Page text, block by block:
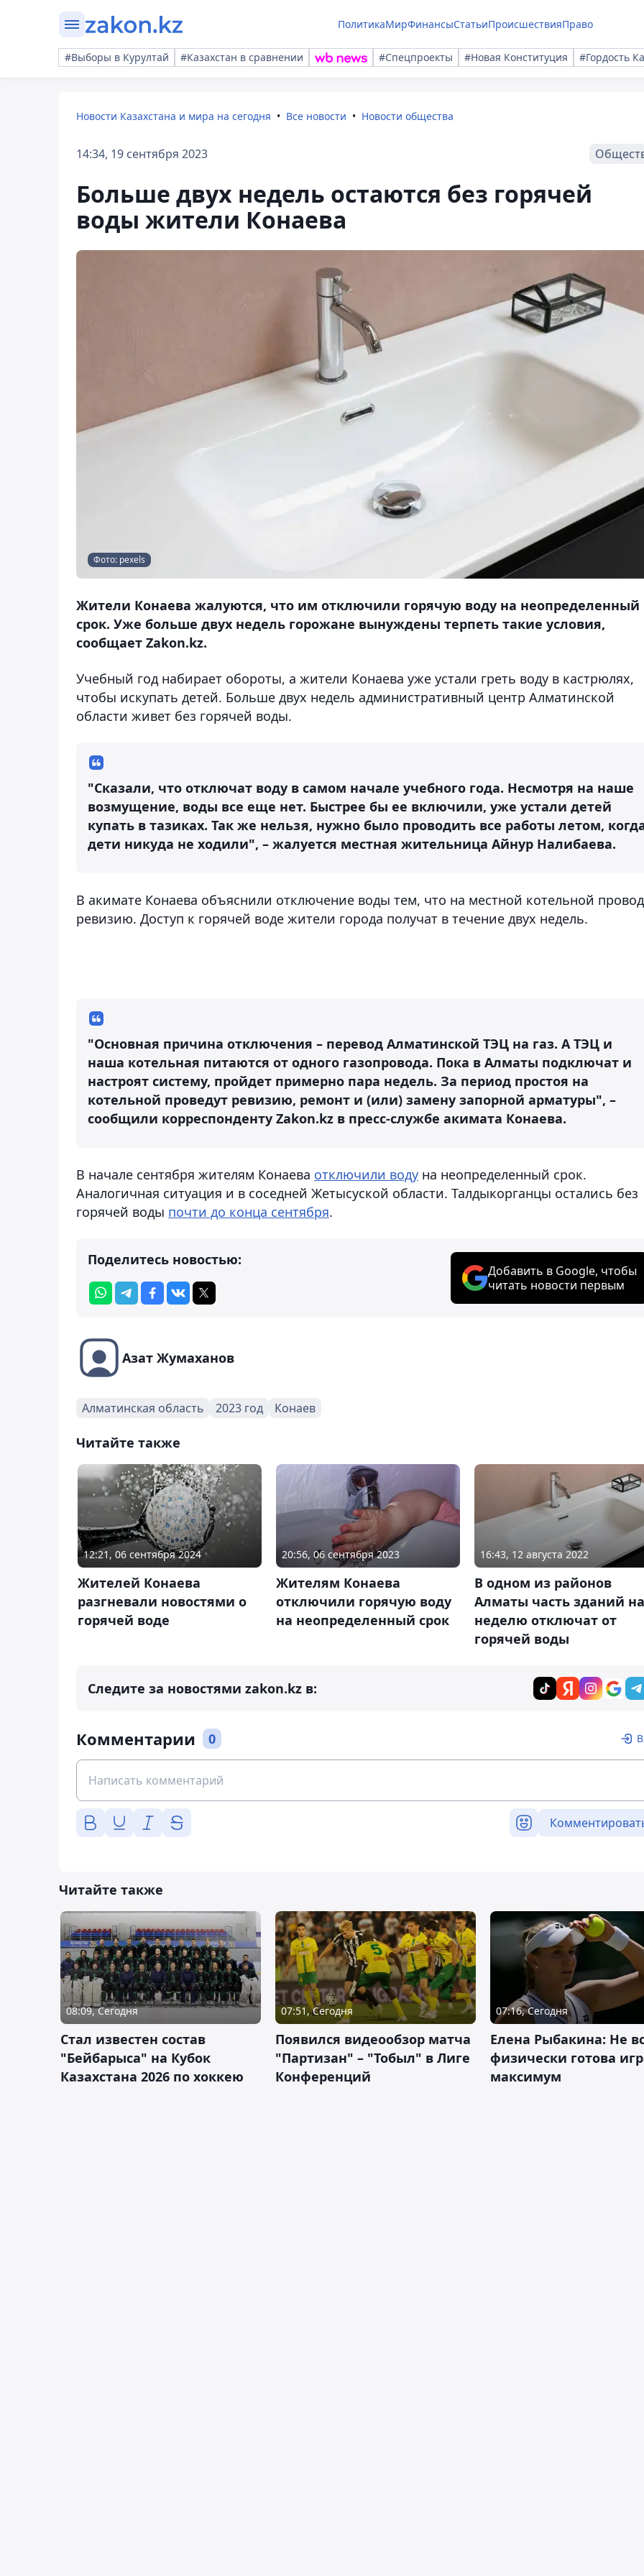
ПолитикаМирФинансыСтатьиПроисшествияПраво
#Выборы в Курултай #Казахстан в сравнении #Спецпроекты #Новая Конституция #Гордость
Новости Казахстана и мира на сегодня Все новости Новости общества
14:34, 19 сентября 2023
Больше двух недель остаются без горячей
воды жители Конаева
Фото: pexels
Жители Конаева жалуются, что им отключили горячую воду на неопределенный
срок. Уже больше двух недель горожане вынуждены терпеть такие условия,
сообщает Zakon.kz.
Учебный год набирает обороты, а жители Конаева уже устали греть воду в кастрюлях,
чтобы искупать детей. Больше двух недель административный центр Алматинской
области живет без горячей воды.
"Сказали, что отключат воду в самом начале учебного года. Несмотря на наше
возмущение, воды все еще нет. Быстрее бы ее включили, уже устали детей
купать в тазиках. Так же нельзя, нужно было проводить все работы летом,
дети никуда не ходили", – жалуется местная жительница Айнур Налибаева.
В акимате Конаева объяснили отключение воды тем, что на местной котельной
ревизию. Доступ к горячей воде жители города получат в течение двух недель.
"Основная причина отключения – перевод Алматинской ТЭЦ на газ. А ТЭЦ и
наша котельная питаются от одного газопровода. Пока в Алматы подключат и
настроят систему, пройдет примерно пара недель. За период простоя на
котельной проведут ревизию, ремонт и (или) замену запорной арматуры", –
сообщили корреспонденту Zakon.kz в пресс-службе акимата Конаева.
В начале сентября жителям Конаева отключили воду на неопределенный срок.
Аналогичная ситуация и в соседней Жетысуской области. Талдыкорганцы остались без
горячей воды почти до конца сентября.
Поделитесь новостью:
Добавить в Google, чтобы
читать новости первым
Азат Жумаханов
Алматинская область 2023 год Конаев
Читайте также
12:21, 06 сентября 2024
Жителей Конаева
разгневали новостями о
горячей воде
20:56, 06 сентября 2023
Жителям Конаева
отключили горячую воду
на неопределенный срок
16:43, 12 августа 2022
В одном из районов
Алматы часть зданий на
неделю отключат от
горячей воды
Следите за новостями zakon.kz в:
Комментарии 0
Читайте также
08:09, Сегодня
Стал известен состав
"Бейбарыса" на Кубок
Казахстана 2026 по хоккею
07:51, Сегодня
Появился видеообзор матча
"Партизан" – "Тобыл" в Лиге
Конференций
07:16, Сегодня
Елена Рыбакина: Не
физически готова
максимум